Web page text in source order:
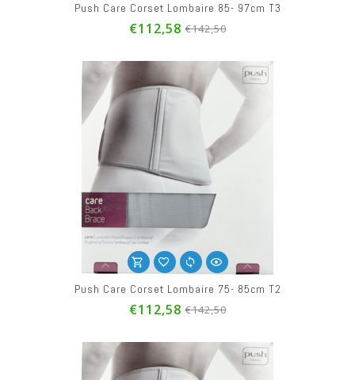
Push Care Corset Lombaire 85- 97cm T3
€112,58 €142,50
Push Care Corset Lombaire 75- 85cm T2
€112,58 €142,50